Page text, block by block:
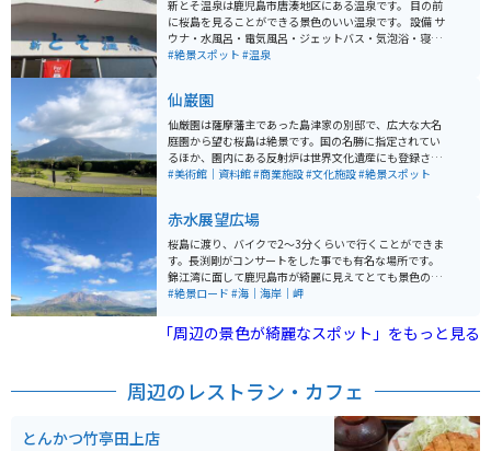
新とそ温泉は鹿児島市唐湊地区にある温泉です。 目の前
に桜島を見ることができる景色のいい温泉です。 設備 サ
ウナ・水風呂・電気風呂・ジェットバス・気泡浴・寝風
呂・プール・歩行浴・マッサージ機・一日風呂/休憩処
#絶景スポット #温泉
仙巌園
仙厳園は薩摩藩主であった島津家の別邸で、広大な大名
庭園から望む桜島は絶景です。国の名勝に指定されてい
るほか、園内にある反射炉は世界文化遺産にも登録され
ています。古来、薩摩藩の活躍を彷彿とさせる名所で
#美術館｜資料館#商業施設#文化施設#絶景スポット
赤水展望広場
桜島に渡り、バイクで2〜3分くらいで行くことができま
す。長渕剛がコンサートをした事でも有名な場所です。
錦江湾に面して鹿児島市が綺麗に見えてとても景色のい
いところでした。 また桜島も1周でき、フェリーに乗っ
#絶景ロード #海｜海岸｜岬
「周辺の景色が綺麗なスポット」をもっと見る
周辺のレストラン・カフェ
とんかつ竹亭田上店